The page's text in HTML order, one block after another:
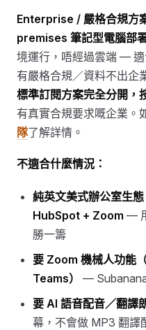
Enterprise / 嚴格合規方
premises 筆記型電腦部
境運行，唔經過雲端 —
有嚴格合規／資料不出企
標準訂閱方案完全分開，
有真實合規要求嘅企業。
隊了解詳情。
不適合什麼情況：
純英文美式辦公室生
HubSpot + Zoom —
勝一籌
要 Zoom 機械人功能
Teams）
—
要 AI 語音配音／翻譯
幕，不會做 MP3 翻譯